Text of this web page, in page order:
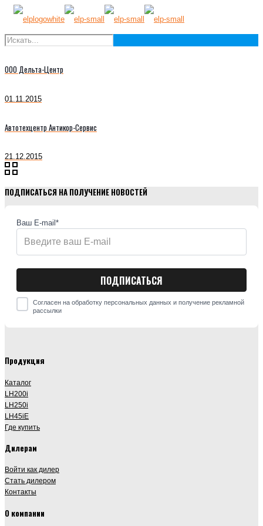
ООО Дельта-Центр
01.11.2015
Автотехцентр Антикор-Сервис
21.12.2015
ПОДПИСАТЬСЯ НА ПОЛУЧЕНИЕ НОВОСТЕЙ
Ваш E-mail*
Согласен на обработку персональных данных и получение рекламной
рассылки
Продукция
Каталог
LH200i
LH250i
LH45iE
Где купить
Дилерам
Войти как дилер
Стать дилером
Контакты
О компании